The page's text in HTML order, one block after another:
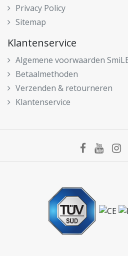
Privacy Policy
Sitemap
Klantenservice
Algemene voorwaarden
Betaalmethoden
Verzenden & retourneren
Klantenservice